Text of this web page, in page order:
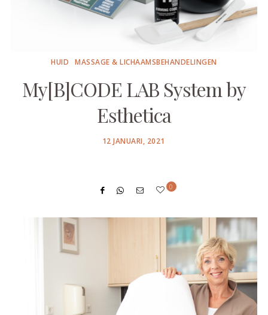
HUID MASSAGE & LICHAAMSBEHANDELINGEN
My[B]CODE LAB System by
Esthetica
POSTED
12 JANUARI, 2021
0